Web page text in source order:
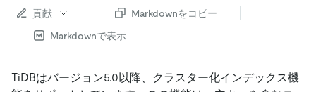
貢献
Markdownをコピー
Markdownで表示
TiDBはバージョン5.0以降、クラスター化インデックス機